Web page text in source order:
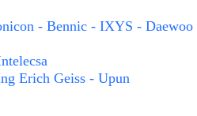
- Bennic - IXYS - Daewoo
Erich Geiss - Upun